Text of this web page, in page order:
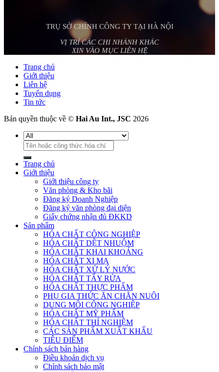
TRỤ SỞ CHÍNH CÔNG TY TẠI HÀ NỘI
VỊ TRÍ CÁC CHI NHÁNH KHÁC
XIN VÀO MỤC LIÊN HỆ
Trang chủ
Giới thiệu
Liên hệ
Tuyển dụng
Tin tức
Bản quyền thuộc về © Hai Au Int., JSC 2026
Tìm
kiếm:
Trang chủ
Giới thiệu
Giới thiệu công ty
Văn phòng & Kho bãi
Đăng ký Doanh Nghiệp
Đăng ký văn phòng đại diện
Giấy chứng nhận đủ ĐKKD
Sản phẩm
HÓA CHẤT CÔNG NGHIỆP
HÓA CHẤT DỆT NHUỘM
HÓA CHẤT KHAI KHOÁNG
HÓA CHẤT XI MẠ
HÓA CHẤT XỬ LÝ NƯỚC
HÓA CHẤT TẨY RỬA
HÓA CHẤT THỰC PHẨM
PHỤ GIA THỨC ĂN CHĂN NUÔI
DUNG MÔI CÔNG NGHIỆP
HÓA CHẤT MỸ PHẨM
HÓA CHẤT THÍ NGHIỆM
CÁC SẢN PHẨM XUẤT KHẨU
TIÊU ĐIỂM
Chính sách bán hàng
Điều khoản dịch vụ
Chính sách bảo mật